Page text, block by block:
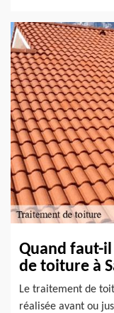
Quand faut-
de toiture à
Le traitement de
réalisée avant ou